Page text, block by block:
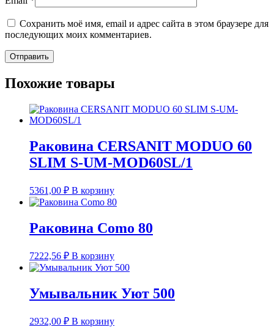
Сохранить моё имя, email и адрес сайта в этом браузере для
последующих моих комментариев.
Похожие товары
Раковина CERSANIT MODUO 60
SLIM S-UM-MOD60SL/1
5361,00 ₽ В корзину
Раковина Como 80
7222,56 ₽ В корзину
Умывальник Уют 500
2932,00 ₽ В корзину